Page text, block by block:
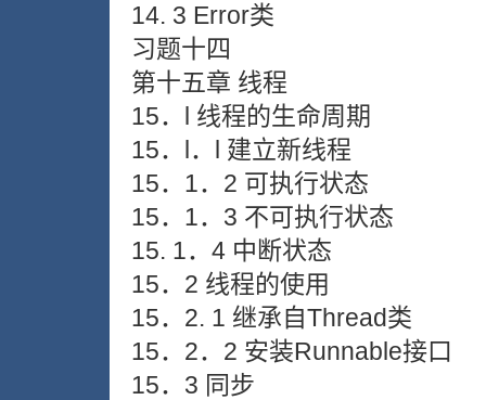
14. 3 Error类
习题十四
第十五章 线程
15．l 线程的生命周期
15．l．l 建立新线程
15．1．2 可执行状态
15．1．3 不可执行状态
15. 1．4 中断状态
15．2 线程的使用
15．2. 1 继承自Thread类
15．2．2 安装Runnable接口
15．3 同步